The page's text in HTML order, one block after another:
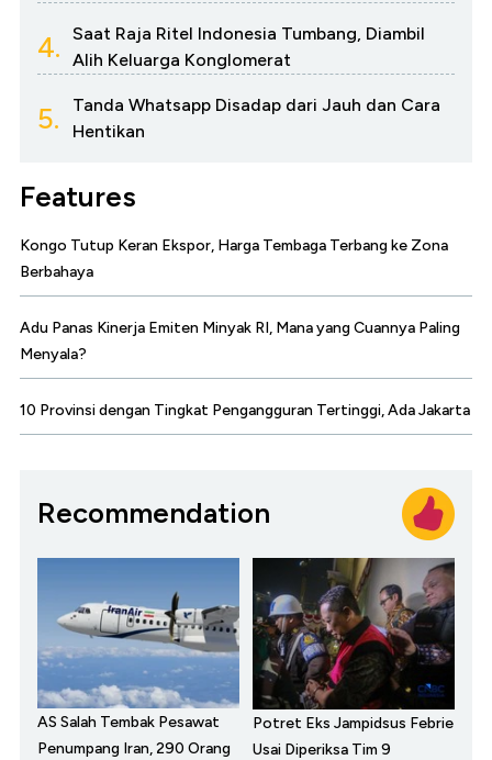
4.
Saat Raja Ritel Indonesia Tumbang, Diambil
Alih Keluarga Konglomerat
5.
Tanda Whatsapp Disadap dari Jauh dan Cara
Hentikan
Features
Kongo Tutup Keran Ekspor, Harga Tembaga Terbang ke Zona
Berbahaya
Adu Panas Kinerja Emiten Minyak RI, Mana yang Cuannya Paling
Menyala?
10 Provinsi dengan Tingkat Pengangguran Tertinggi, Ada Jakarta
Recommendation
AS Salah Tembak Pesawat
Penumpang Iran, 290 Orang
Potret Eks Jampidsus Febrie
Usai Diperiksa Tim 9